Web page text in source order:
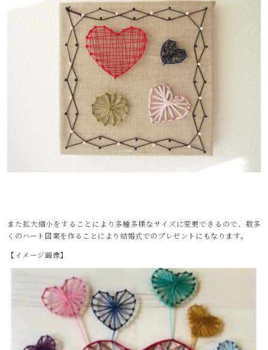
また拡大縮小をすることにより多種多様なサイズに変更できるので、数多
くのハート図案を作ることにより結婚式でのプレゼントにもなります。
【イメージ画像】